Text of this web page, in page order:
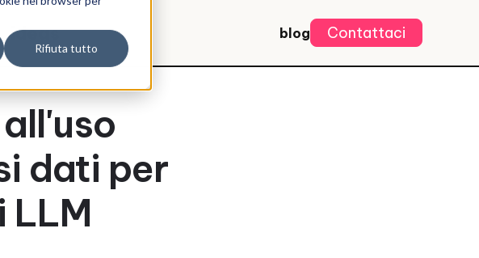
Rifiuta tutto
ideas
progetti
blog Contattaci
dati per
LLM